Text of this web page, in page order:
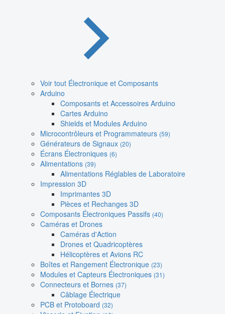
Voir tout Électronique et Composants
Arduino
Composants et Accessoires Arduino
Cartes Arduino
Shields et Modules Arduino
Microcontrôleurs et Programmateurs (59)
Générateurs de Signaux (20)
Écrans Électroniques (6)
Alimentations (39)
Alimentations Réglables de Laboratoire
Impression 3D
Imprimantes 3D
Pièces et Rechanges 3D
Composants Électroniques Passifs (40)
Caméras et Drones
Caméras d'Action
Drones et Quadricoptères
Hélicoptères et Avions RC
Boîtes et Rangement Électronique (23)
Modules et Capteurs Électroniques (31)
Connecteurs et Bornes (37)
Câblage Électrique
PCB et Protoboard (32)